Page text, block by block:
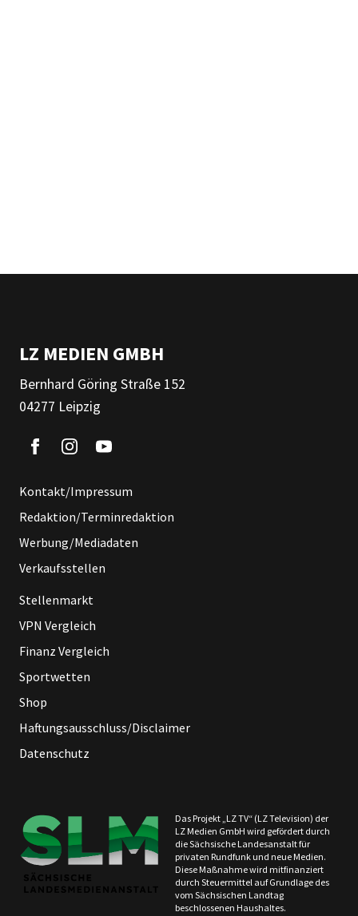
LZ MEDIEN GMBH
Bernhard Göring Straße 152
04277 Leipzig
Kontakt/Impressum
Redaktion/Terminredaktion
Werbung/Mediadaten
Verkaufsstellen
Stellenmarkt
VPN Vergleich
Finanz Vergleich
Sportwetten
Shop
Haftungsausschluss/Disclaimer
Datenschutz
Das Projekt „LZ TV“ (LZ Television) der
LZ Medien GmbH wird gefördert durch
die Sächsische Landesanstalt für
privaten Rundfunk und neue Medien.
Diese Maßnahme wird mitfinanziert
durch Steuermittel auf Grundlage des
vom Sächsischen Landtag
beschlossenen Haushaltes.